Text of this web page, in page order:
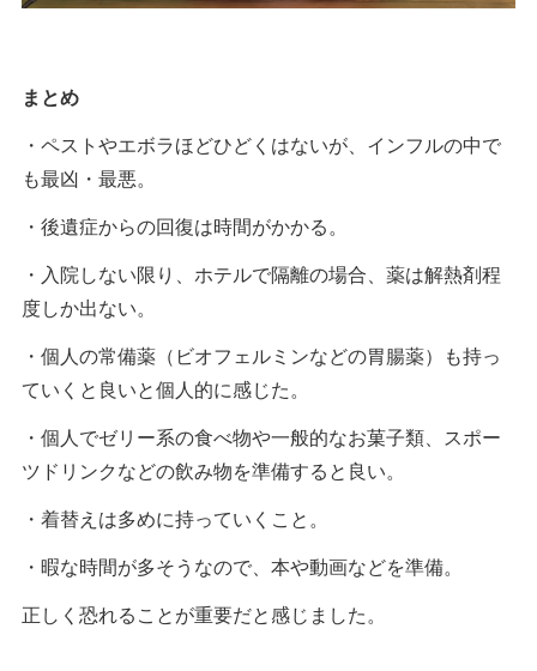
まとめ
・ペストやエボラほどひどくはないが、インフルの中で
も最凶・最悪。
・後遺症からの回復は時間がかかる。
・入院しない限り、ホテルで隔離の場合、薬は解熱剤程
度しか出ない。
・個人の常備薬（ビオフェルミンなどの胃腸薬）も持っ
ていくと良いと個人的に感じた。
・個人でゼリー系の食べ物や一般的なお菓子類、スポー
ツドリンクなどの飲み物を準備すると良い。
・着替えは多めに持っていくこと。
・暇な時間が多そうなので、本や動画などを準備。
正しく恐れることが重要だと感じました。